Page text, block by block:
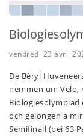
vendredi 23 avril
De Béryl
nëmmen um Vëlo,
Biologiesolympiad
och gelongen a
Semifinall (bei 63